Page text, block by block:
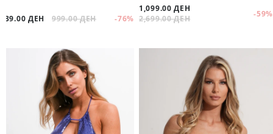
239.00 ДЕН 999.00 ДЕН -76%
1,099.00 ДЕН
2,699.00 ДЕН
-59%